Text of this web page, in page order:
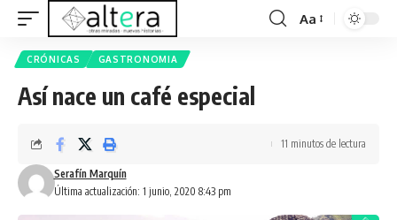
Aa
CRÓNICAS GASTRONOMIA
Así nace un café especial
Última actualización: 1 junio, 2020 8:43 pm
Serafín Marquín
11 minutos de lectura